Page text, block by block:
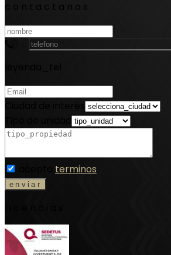
contactanos
terminos